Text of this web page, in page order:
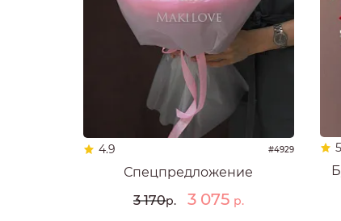
4.9 #4929
Спецпредложение
3 170р. 3 075 р.